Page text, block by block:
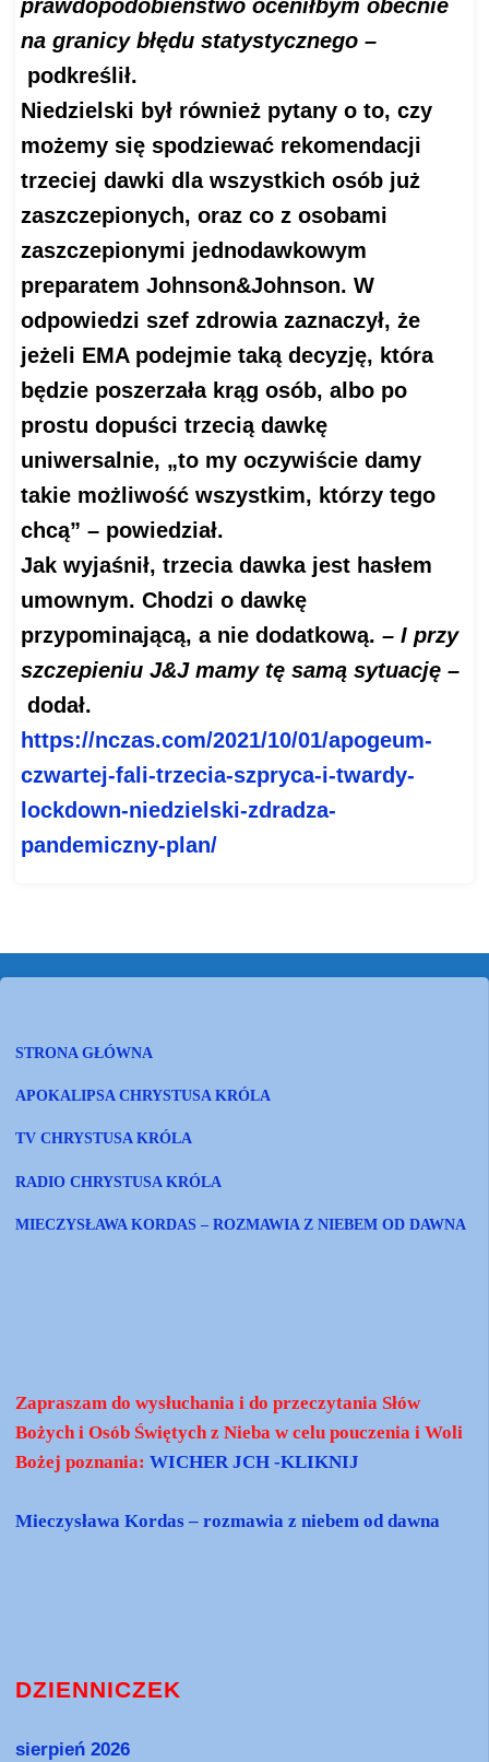
prawdopodobieństwo oceniłbym obecnie
na granicy błędu statystycznego –
podkreślił.
Niedzielski był również pytany o to, czy
możemy się spodziewać rekomendacji
trzeciej dawki dla wszystkich osób już
zaszczepionych, oraz co z osobami
zaszczepionymi jednodawkowym
preparatem Johnson&Johnson. W
odpowiedzi szef zdrowia zaznaczył, że
jeżeli EMA podejmie taką decyzję, która
będzie poszerzała krąg osób, albo po
prostu dopuści trzecią dawkę
uniwersalnie, „to my oczywiście damy
takie możliwość wszystkim, którzy tego
chcą” – powiedział.
Jak wyjaśnił, trzecia dawka jest hasłem
umownym. Chodzi o dawkę
przypominającą, a nie dodatkową. – I przy
szczepieniu J&J mamy tę samą sytuację –
dodał.
https://nczas.com/2021/10/01/apogeum-
czwartej-fali-trzecia-szpryca-i-twardy-
lockdown-niedzielski-zdradza-
pandemiczny-plan/
STRONA GŁÓWNA
APOKALIPSA CHRYSTUSA KRÓLA
TV CHRYSTUSA KRÓLA
RADIO CHRYSTUSA KRÓLA
MIECZYSŁAWA KORDAS – ROZMAWIA Z NIEBEM OD DAWNA
Zapraszam do wysłuchania i do przeczytania Słów
Bożych i Osób Świętych z Nieba w celu pouczenia i Woli
Bożej poznania:WICHER JCH -KLIKNIJ
Mieczysława Kordas – rozmawia z niebem od dawna
DZIENNICZEK
sierpień 2026